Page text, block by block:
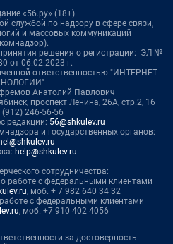
«56.ру» (18+).
службой по надзору в сфере связи,
и массовых коммуникаций
решения о регистрации: ЭЛ №
от 06.02.2023 г.
ответственностью "ИНТЕРНЕТ
Анатолий Павлович
проспект Ленина, 26А, стр.2, 16
(912) 246-56-56
редакции: 56@shkulev.ru
и государственных органов:
help@shkulev.ru
сотрудничества:
работе с федеральными клиентами
, моб. + 7 982 640 34 32
с федеральными клиентами
, моб. +7 910 402 4056
за достоверность